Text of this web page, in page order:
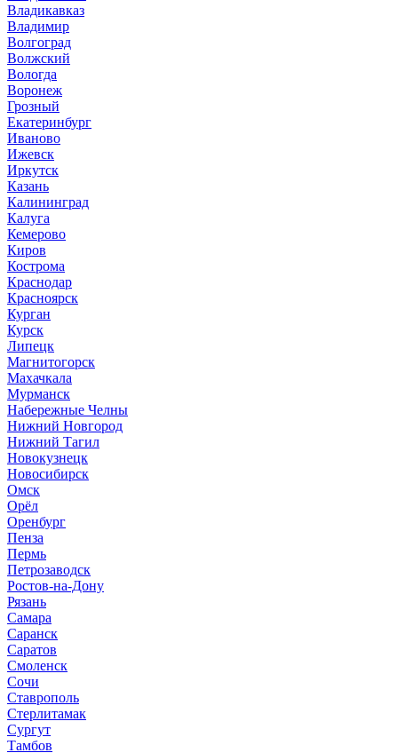
Владикавказ
Владимир
Волгоград
Волжский
Вологда
Воронеж
Грозный
Екатеринбург
Иваново
Ижевск
Иркутск
Казань
Калининград
Калуга
Кемерово
Киров
Кострома
Краснодар
Красноярск
Курган
Курск
Липецк
Магнитогорск
Махачкала
Мурманск
Набережные Челны
Нижний Новгород
Нижний Тагил
Новокузнецк
Новосибирск
Омск
Орёл
Оренбург
Пенза
Пермь
Петрозаводск
Ростов-на-Дону
Рязань
Самара
Саранск
Саратов
Смоленск
Сочи
Ставрополь
Стерлитамак
Сургут
Тамбов